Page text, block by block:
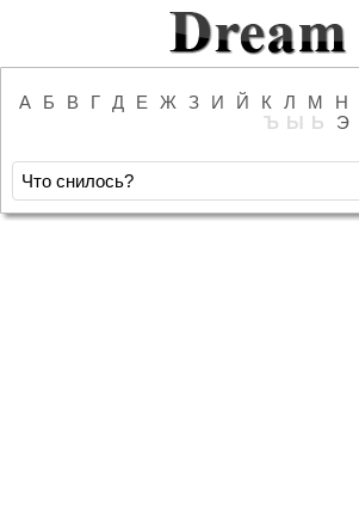
А Б В Г Д Е Ж З И Й К Л М Н
Ъ Ы Ь Э